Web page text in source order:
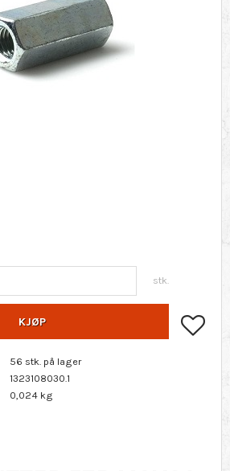
stk.
KJØP
56 stk. på lager
1323108030.1
0,024 kg